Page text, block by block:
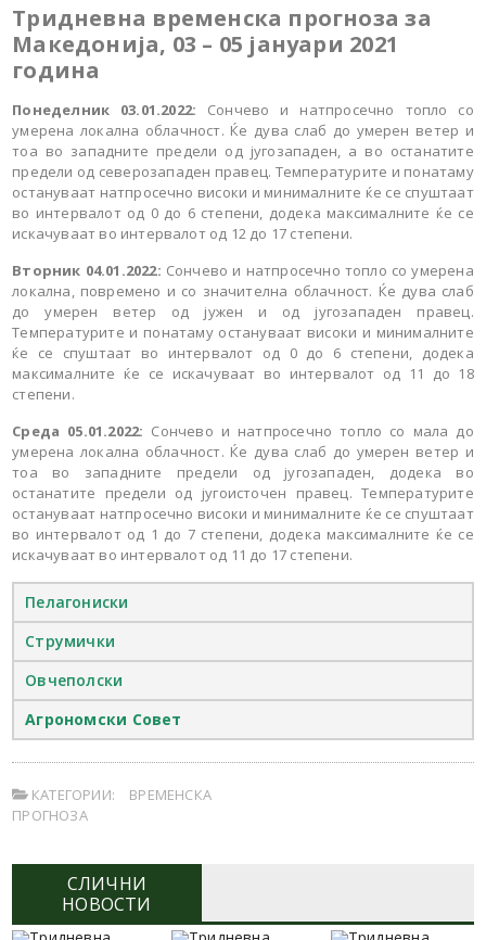
Тридневна временска прогноза за
Македонија, 03 – 05 јануари 2021
година
Понеделник 03.01.2022: Сончево и натпросечно топло со
умерена локална облачност. Ќе дува слаб до умерен ветер и
тоа во западните предели од југозападен, а во останатите
предели од северозападен правец. Температурите и понатаму
остануваат натпросечно високи и минималните ќе се спуштаат
во интервалот од 0 до 6 степени, додека максималните ќе се
искачуваат во интервалот од 12 до 17 степени.
Вторник 04.01.2022: Сончево и натпросечно топло со умерена
локална, повремено и со значителна облачност. Ќе дува слаб
до умерен ветер од јужен и од југозападен правец.
Температурите и понатаму остануваат високи и минималните
ќе се спуштаат во интервалот од 0 до 6 степени, додека
максималните ќе се искачуваат во интервалот од 11 до 18
степени.
Среда 05.01.2022: Сончево и натпросечно топло со мала до
умерена локална облачност. Ќе дува слаб до умерен ветер и
тоа во западните предели од југозападен, додека во
останатите предели од југоисточен правец. Температурите
остануваат натпросечно високи и минималните ќе се спуштаат
во интервалот од 1 до 7 степени, додека максималните ќе се
искачуваат во интервалот од 11 до 17 степени.
Пелагониски
Струмички
Овчеполски
Агрономски Совет
КАТЕГОРИИ:
ВРЕМЕНСКА
ПРОГНОЗА
СЛИЧНИ
НОВОСТИ